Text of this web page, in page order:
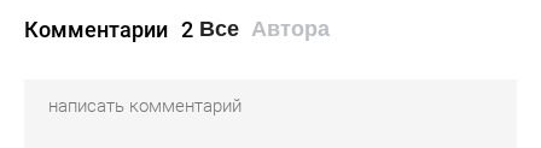
Комментарии 2 Все Автора